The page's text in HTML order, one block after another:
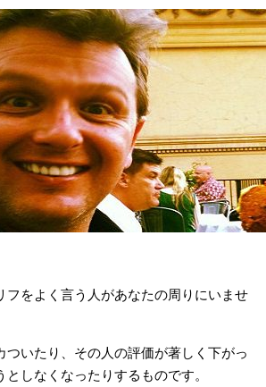
フをよく言う人があなたの周りにいませ
ついたり、その人の評価が著しく下がっ
しなくなったりするものです。